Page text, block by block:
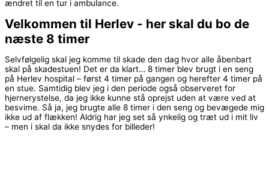
ændret til en tur i ambulance.
Velkommen til Herlev - her skal du bo de
næste 8 timer
Selvfølgelig skal jeg komme til skade den dag hvor alle åbenbart
skal på skadestuen! Det er da klart… 8 timer blev brugt i en seng
på Herlev hospital – først 4 timer på gangen og herefter 4 timer på
en stue. Samtidig blev jeg i den periode også observeret for
hjernerystelse, da jeg ikke kunne stå oprejst uden at være ved at
besvime. Så ja, jeg brugte alle 8 timer i den seng og bevægede mig
ikke ud af flækken! Aldrig har jeg set så ynkelig og træt ud i mit liv
– men i skal da ikke snydes for billeder!